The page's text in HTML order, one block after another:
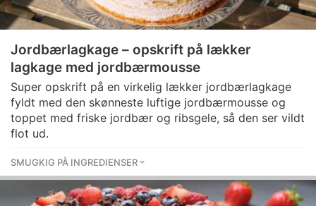
Jordbærlagkage – opskrift på lækker
lagkage med jordbærmousse
Super opskrift på en virkelig lækker jordbærlagkage
fyldt med den skønneste luftige jordbærmousse og
toppet med friske jordbær og ribsgele, så den ser vildt
flot ud.
SMUGKIG PÅ INGREDIENSER